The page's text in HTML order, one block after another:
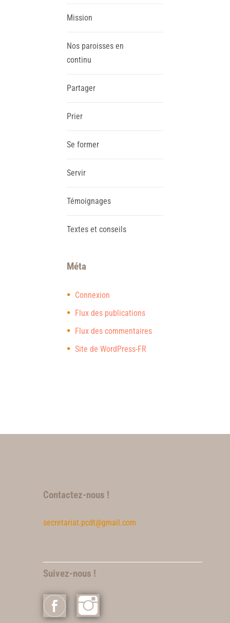
Mission
Nos paroisses en
continu
Partager
Prier
Se former
Servir
Témoignages
Textes et conseils
Méta
Connexion
Flux des publications
Flux des commentaires
Site de WordPress-FR
Contactez-nous !
secretariat.pcdt@gmail.com
Suivez-nous !